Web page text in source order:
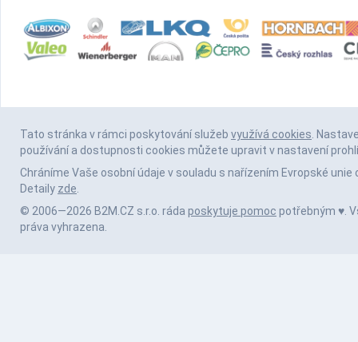
Tato stránka v rámci poskytování služeb využívá cookies.
používání a dostupnosti cookies můžete upravit v nastavení
Chráníme Vaše osobní údaje v souladu s nařízením Evropské unie
Detaily zde.
© 2006—2026 B2M.CZ s.r.o. ráda poskytuje pomoc potřebným ♥️.
práva vyhrazena.